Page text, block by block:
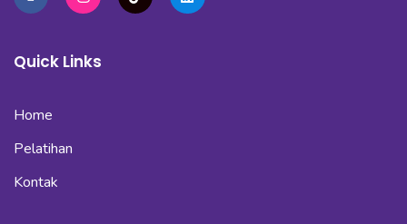
Quick Links
Home
Pelatihan
Kontak